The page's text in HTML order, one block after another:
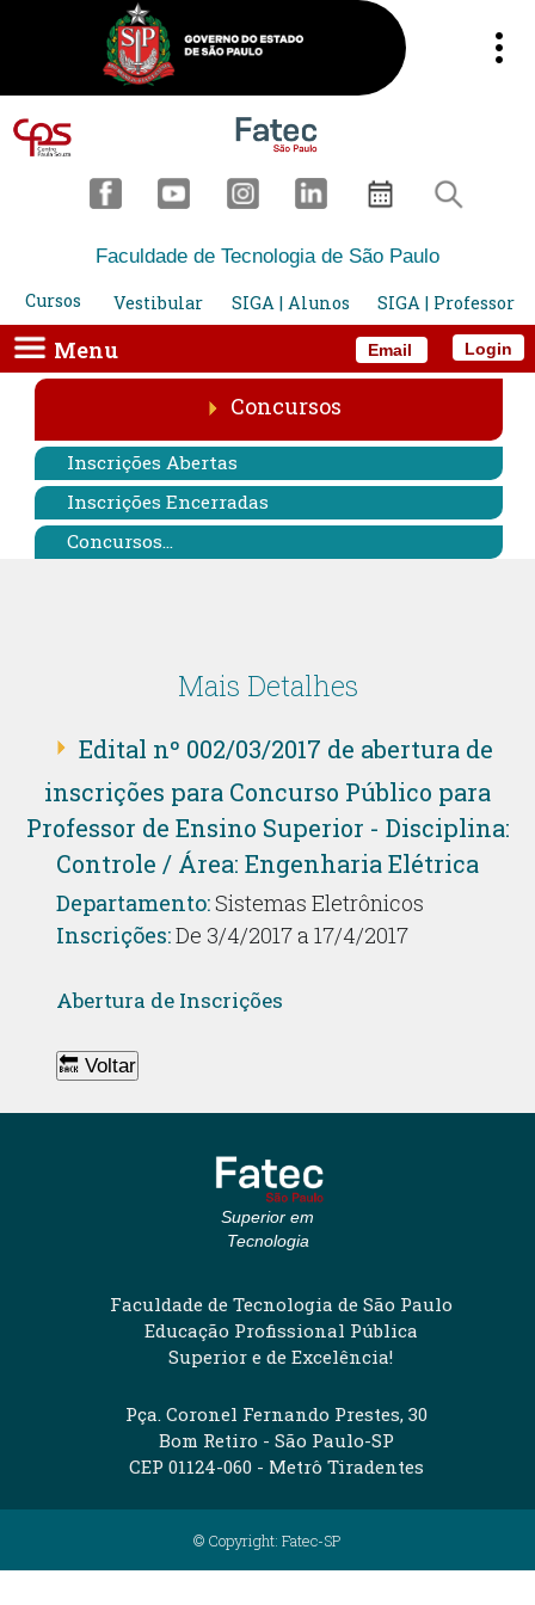
Email
Faculdade de Tecnologia de São Paulo
Cursos
Vestibular SIGA | Alunos SIGA | Professor
Menu Login
Concursos
Inscrições Abertas
Inscrições Encerradas
Concursos...
Mais Detalhes
Edital nº 002/03/2017 de abertura de
inscrições para Concurso Público para
Professor de Ensino Superior - Disciplina:
Controle / Área: Engenharia Elétrica
Departamento:Sistemas Eletrônicos
Inscrições:De 3/4/2017 a 17/4/2017
Abertura de Inscrições
🔙 Voltar
Superior em
Tecnologia
Faculdade de Tecnologia de São Paulo
Educação Profissional Pública
Superior e de Excelência!
Pça. Coronel Fernando Prestes, 30
Bom Retiro - São Paulo-SP
CEP 01124-060 - Metrô Tiradentes
© Copyright: Fatec-SP